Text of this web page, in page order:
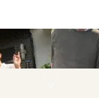
も塗装職人さ
答えします。